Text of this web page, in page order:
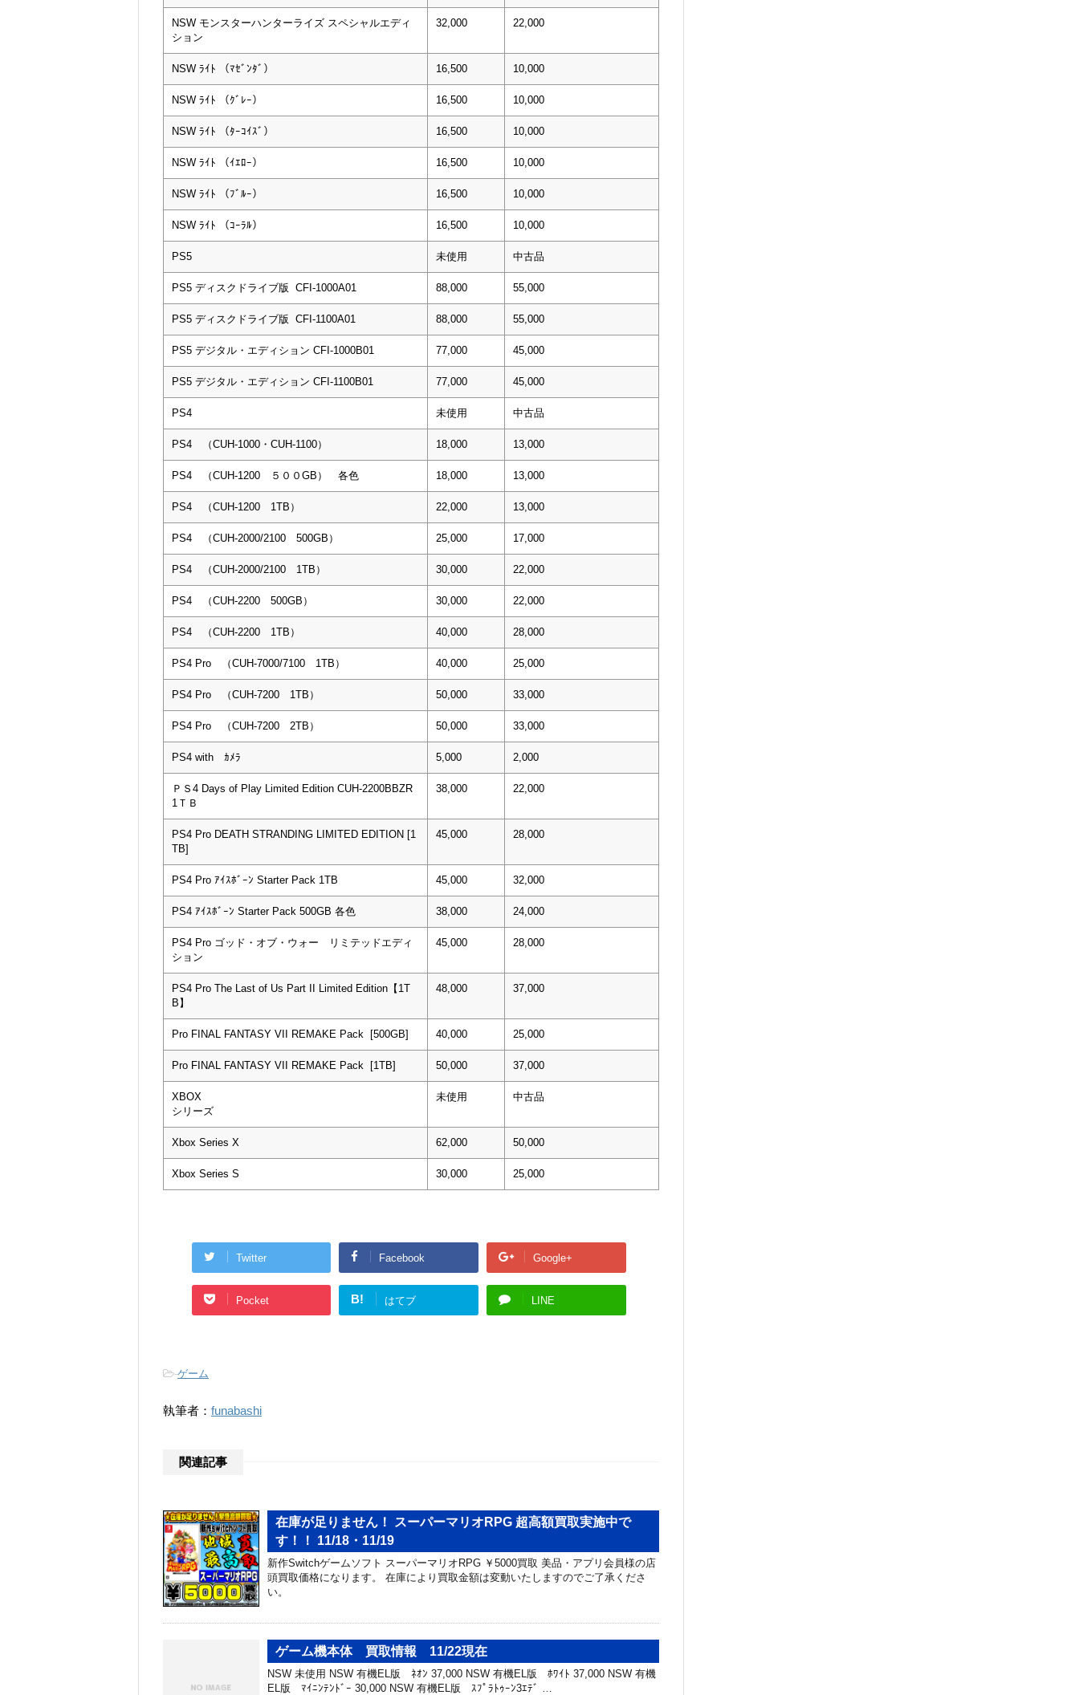
NSW モンスターハンターライズ スペシャルエディ
ション
32,000 22,000
NSW ﾗｲﾄ （ﾏｾﾞﾝﾀﾞ） 16,500 10,000
NSW ﾗｲﾄ （ｸﾞﾚｰ） 16,500 10,000
NSW ﾗｲﾄ （ﾀｰｺｲｽﾞ） 16,500 10,000
NSW ﾗｲﾄ （ｲｴﾛｰ） 16,500 10,000
NSW ﾗｲﾄ （ﾌﾞﾙｰ） 16,500 10,000
NSW ﾗｲﾄ （ｺｰﾗﾙ） 16,500 10,000
PS5 未使用 中古品
PS5 ディスクドライブ版 CFI-1000A01 88,000 55,000
PS5 ディスクドライブ版 CFI-1100A01 88,000 55,000
PS5 デジタル・エディション CFI-1000B01 77,000 45,000
PS5 デジタル・エディション CFI-1100B01 77,000 45,000
PS4 未使用 中古品
PS4 （CUH-1000・CUH-1100） 18,000 13,000
PS4 （CUH-1200 ５００GB） 各色 18,000 13,000
PS4 （CUH-1200 1TB） 22,000 13,000
PS4 （CUH-2000/2100 500GB） 25,000 17,000
PS4 （CUH-2000/2100 1TB） 30,000 22,000
PS4 （CUH-2200 500GB） 30,000 22,000
PS4 （CUH-2200 1TB） 40,000 28,000
PS4 Pro （CUH-7000/7100 1TB） 40,000 25,000
PS4 Pro （CUH-7200 1TB） 50,000 33,000
PS4 Pro （CUH-7200 2TB） 50,000 33,000
PS4 with ｶﾒﾗ 5,000 2,000
ＰＳ4 Days of Play Limited Edition CUH-2200BBZR
1ＴＢ
38,000 22,000
PS4 Pro DEATH STRANDING LIMITED EDITION [1
TB]
45,000 28,000
PS4 Pro ｱｲｽﾎﾞｰﾝ Starter Pack 1TB 45,000 32,000
PS4 ｱｲｽﾎﾞｰﾝ Starter Pack 500GB 各色 38,000 24,000
PS4 Pro ゴッド・オブ・ウォー リミテッドエディ
ション
45,000 28,000
PS4 Pro The Last of Us Part II Limited Edition【1T
B】
48,000 37,000
Pro FINAL FANTASY VII REMAKE Pack [500GB] 40,000 25,000
Pro FINAL FANTASY VII REMAKE Pack [1TB] 50,000 37,000
XBOX
シリーズ
未使用 中古品
Xbox Series X 62,000 50,000
Xbox Series S 30,000 25,000
Twitter Facebook Google+
Pocket B! はてブ LINE
-ゲーム
執筆者： funabashi
関連記事
在庫が足りません！ スーパーマリオRPG 超高額買取実施中で
す！！ 11/18・11/19
新作Switchゲームソフト スーパーマリオRPG ￥5000買取 美品・アプリ会員様の店
頭買取価格になります。 在庫により買取金額は変動いたしますのでご了承くださ
い。
ゲーム機本体 買取情報 11/22現在
NSW 未使用 NSW 有機EL版 ﾈｵﾝ 37,000 NSW 有機EL版 ﾎﾜｲﾄ 37,000 NSW 有機
EL版 ﾏｲﾆﾝﾃﾝﾄﾞｰ 30,000 NSW 有機EL版 ｽﾌﾟﾗﾄｩｰﾝ3ｴﾃﾞ …